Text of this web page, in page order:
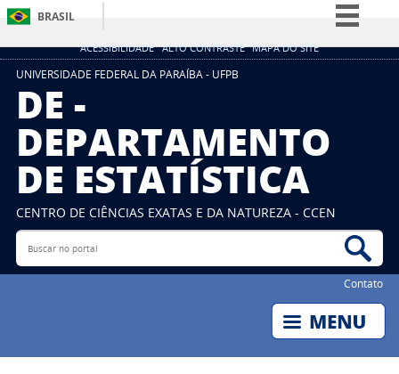
ACESSIBILIDADE ALTO CONTRASTE MAPA DO SITE
BRASIL
Simplifique!
Acesso à informação
Legislação
Canais
UNIVERSIDADE FEDERAL DA PARAÍBA - UFPB
DE -
DEPARTAMENTO
DE ESTATÍSTICA
CENTRO DE CIÊNCIAS EXATAS E DA NATUREZA - CCEN
Buscar no portal
Contato